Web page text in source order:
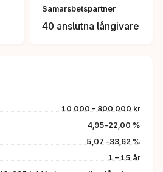
Samarsbetspartner
40 anslutna långivare
10 000 – 800 000 kr
4,95–22,00 %
5,07 –33,62 %
1 – 15 år